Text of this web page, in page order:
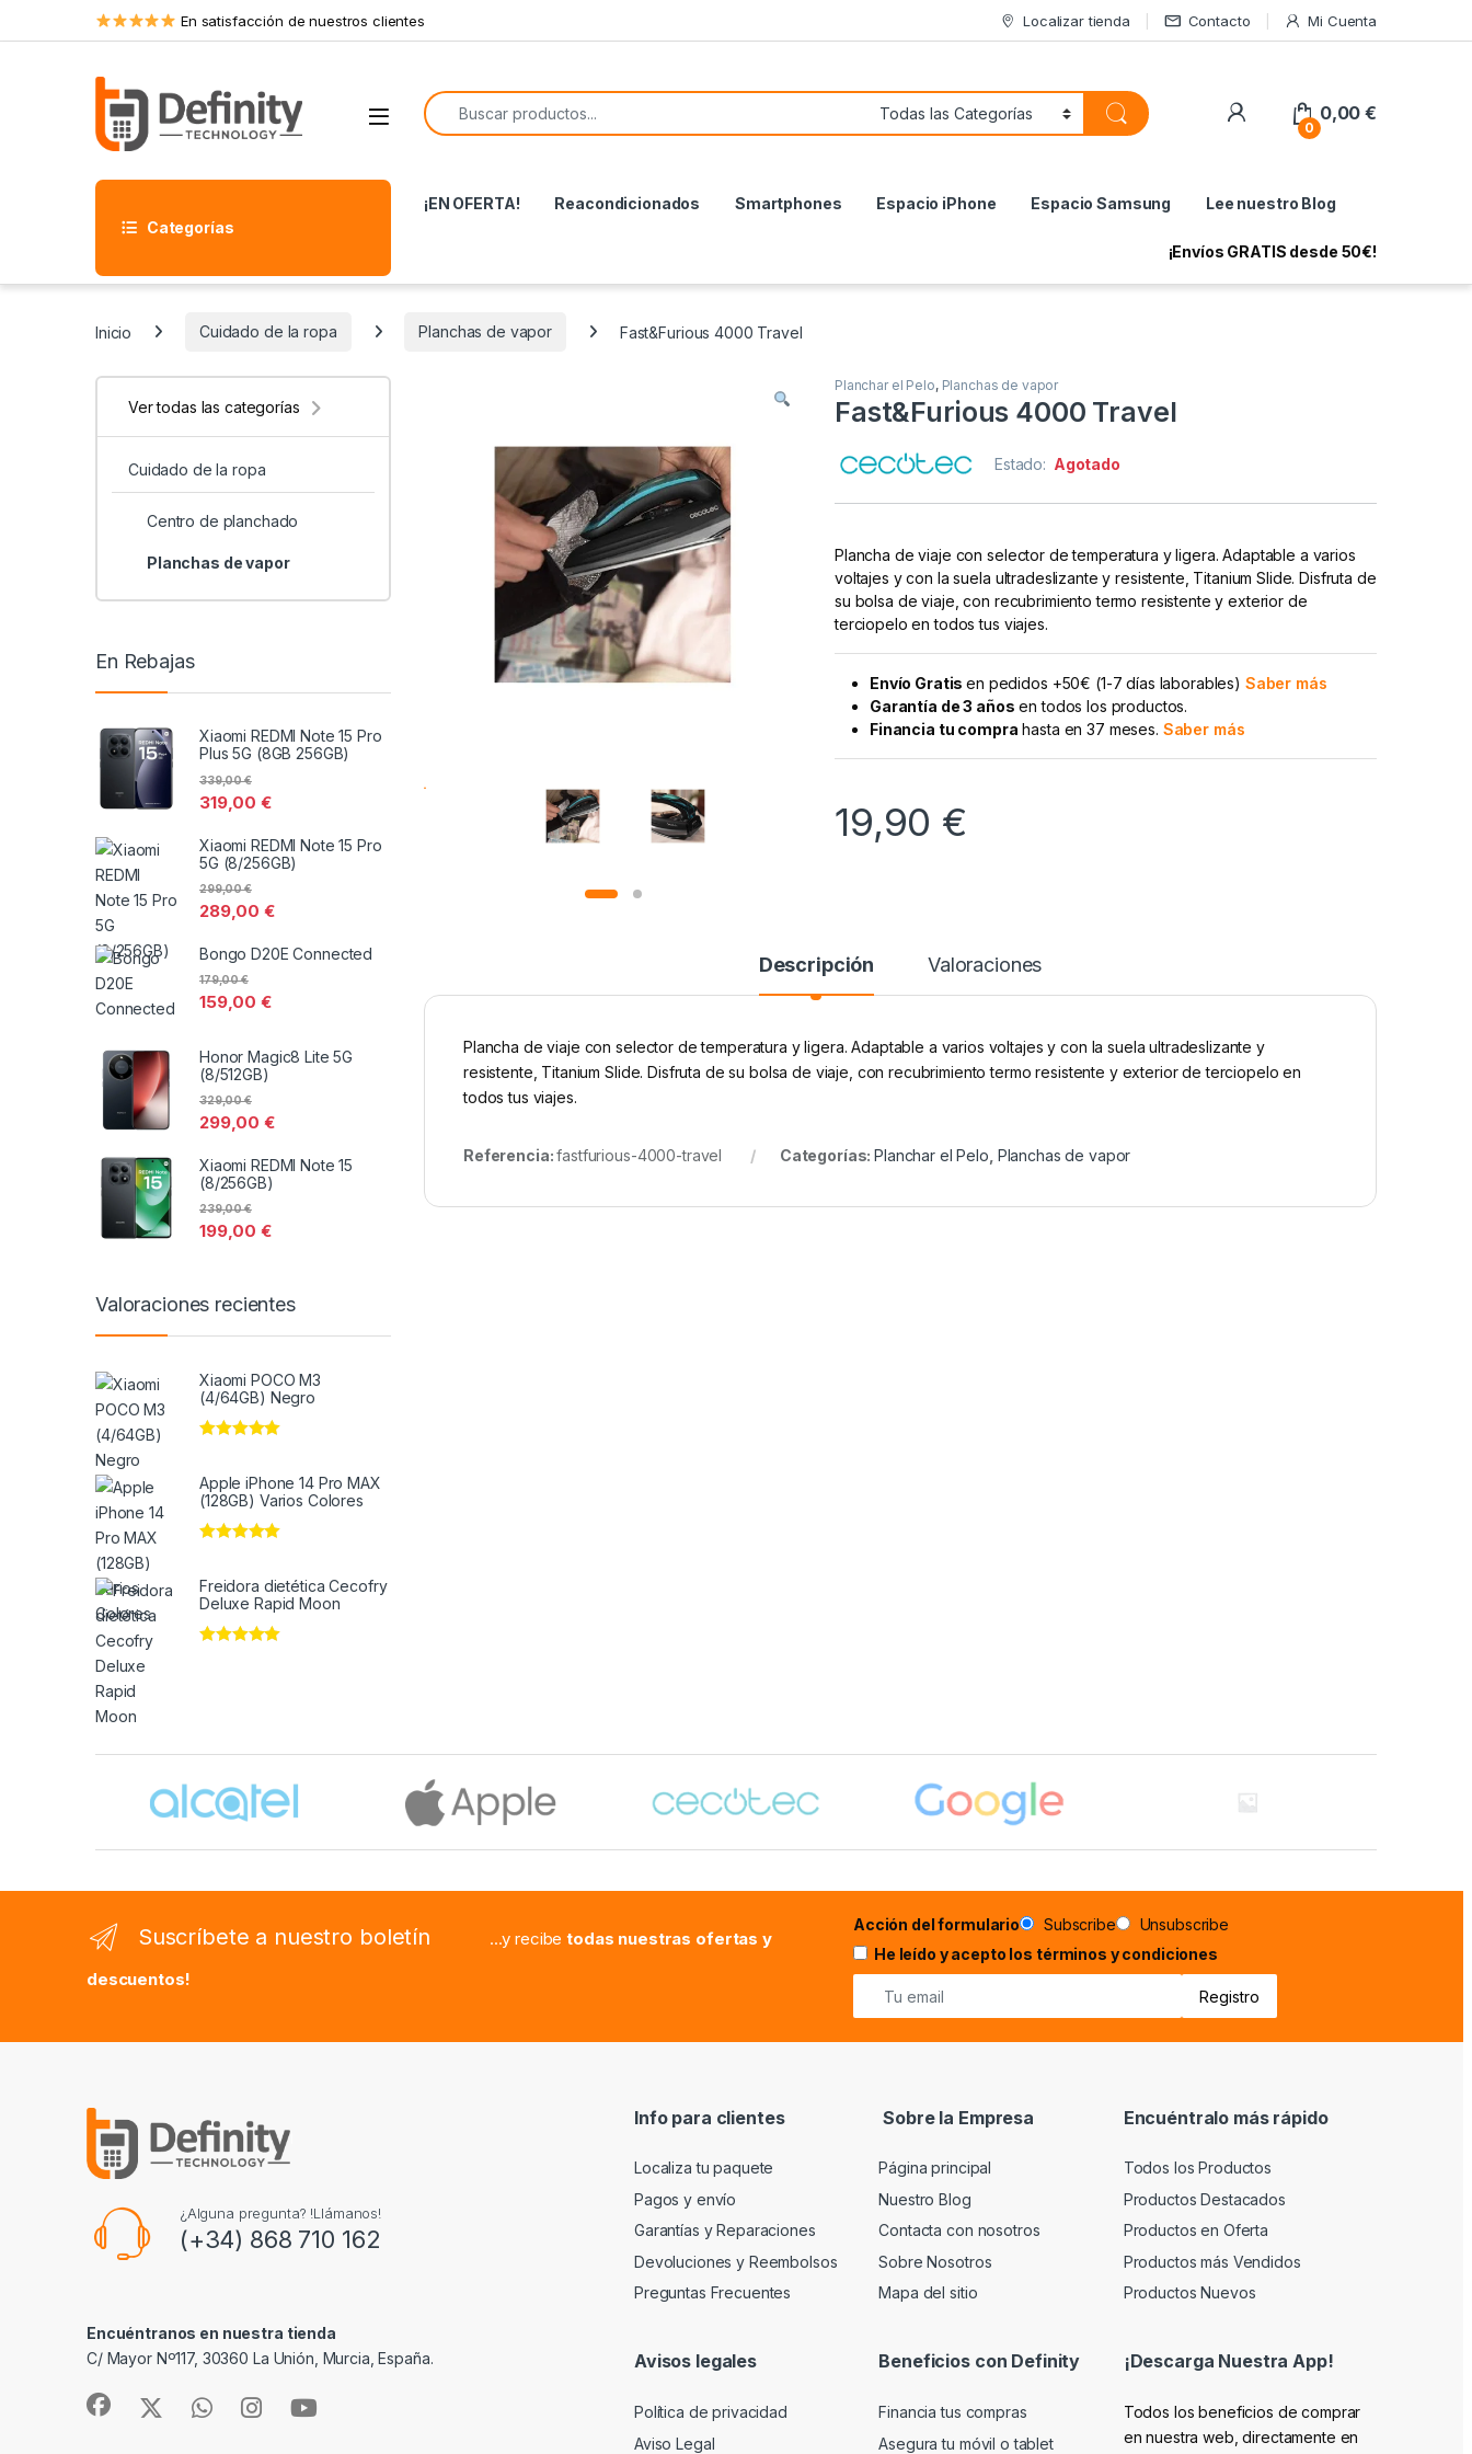
Skip to navigation
Skip to content En satisfacción de nuestros clientes Localizar tienda Contacto Mi Cuenta
Open
Search for:
My Account
0
0,00€
Categorías
¡EN OFERTA! Reacondicionados Smartphones Espacio iPhone Espacio Samsung Lee nuestro Blog
¡Envíos GRATIS desde 50€!
Inicio Cuidado de la ropa Planchas de vapor Fast&Furious 4000 Travel
Planchar el Pelo, Planchas de vapor
Fast&Furious 4000 Travel
Estado: Agotado
Plancha de viaje con selector de temperatura y ligera. Adaptable a varios
voltajes y con la suela ultradeslizante y resistente, Titanium Slide. Disfruta de
su bolsa de viaje, con recubrimiento termo resistente y exterior de
terciopelo en todos tus viajes.
Envío Gratisen pedidos +50€ (1-7 días laborables) Saber más
Garantía de 3 años en todos los productos.
Financia tu compra hasta en 37 meses. Saber más
19,90 €
Descripción Valoraciones
Plancha de viaje con selector de temperatura y ligera. Adaptable a varios voltajes y con la suela ultradeslizante y
resistente, Titanium Slide. Disfruta de su bolsa de viaje, con recubrimiento termo resistente y exterior de terciopelo en
todos tus viajes.
Referencia:fastfurious-4000-travel Categorías:Planchar el Pelo Planchas de vapor
Ver todas las categorías
Cuidado de la ropa
Centro de planchado
Planchas de vapor
En Rebajas
Xiaomi REDMI Note 15 Pro
Plus 5G (8GB 256GB)
319,00€
339,00€
Xiaomi REDMI Note 15 Pro
5G (8/256GB)
289,00€
299,00€
Bongo D20E Connected
159,00€
179,00€
Honor Magic8 Lite 5G
(8/512GB)
299,00€
329,00€
Xiaomi REDMI Note 15
(8/256GB)
199,00€
239,00€
Valoraciones recientes
Xiaomi POCO M3
(4/64GB) Negro
Apple iPhone 14 Pro MAX
(128GB) Varios Colores
Freidora dietética Cecofry
Deluxe Rapid Moon
Suscríbete a nuestro boletín ...y recibetodas nuestras ofertas y
descuentos!
Acción del formulario Subscribe
Unsubscribe
He leído y acepto los términos y condiciones
¿Alguna pregunta? !Llámanos!
(+34) 868 710 162
Encuéntranos en nuestra tienda
C/ Mayor Nº117, 30360 La Unión, Murcia, España.
Info para clientes
Localiza tu paquete
Pagos y envío
Garantías y Reparaciones
Devoluciones y Reembolsos
Preguntas Frecuentes
Sobre la Empresa
Página principal
Nuestro Blog
Contacta con nosotros
Sobre Nosotros
Mapa del sitio
Encuéntralo más rápido
Todos los Productos
Productos Destacados
Productos en Oferta
Productos más Vendidos
Productos Nuevos
Avisos legales
Política de privacidad
Aviso Legal
Beneficios con Definity
Financia tus compras
Asegura tu móvil o tablet
¡Descarga Nuestra App!
Todos los beneficios de comprar
en nuestra web, directamente en